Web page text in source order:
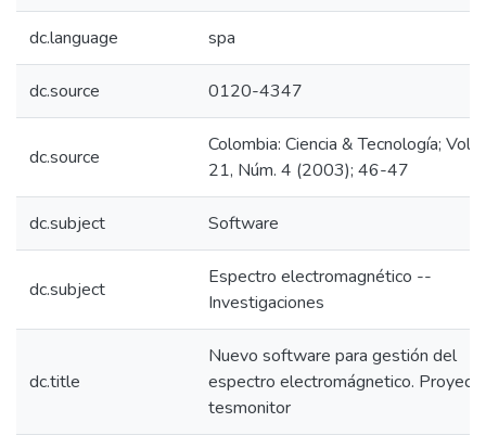
dc.language spa
dc.source 0120-4347
dc.source
Colombia: Ciencia & Tecnología; Vol.
21, Núm. 4 (2003); 46-47
dc.subject Software
dc.subject
Espectro electromagnético --
Investigaciones
dc.title
Nuevo software para gestión del
espectro electromágnetico.
tesmonitor